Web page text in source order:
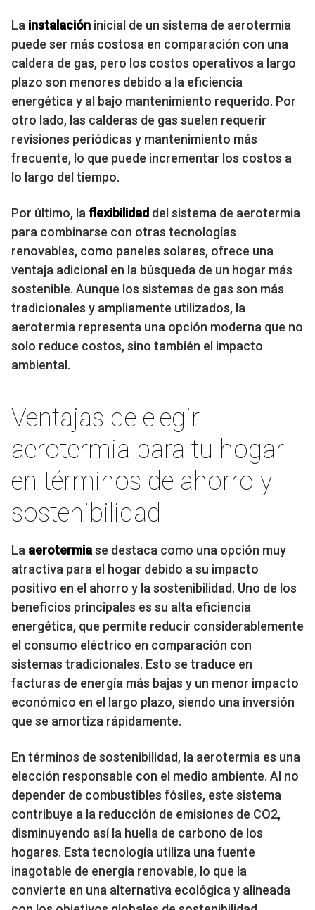
La instalación inicial de un sistema de aerotermia
puede ser más costosa en comparación con una
caldera de gas, pero los costos operativos a largo
plazo son menores debido a la eficiencia
energética y al bajo mantenimiento requerido. Por
otro lado, las calderas de gas suelen requerir
revisiones periódicas y mantenimiento más
frecuente, lo que puede incrementar los costos a
lo largo del tiempo.
Por último, la flexibilidad del sistema de aerotermia
para combinarse con otras tecnologías
renovables, como paneles solares, ofrece una
ventaja adicional en la búsqueda de un hogar más
sostenible. Aunque los sistemas de gas son más
tradicionales y ampliamente utilizados, la
aerotermia representa una opción moderna que no
solo reduce costos, sino también el impacto
ambiental.
Ventajas de elegir
aerotermia para tu hogar
en términos de ahorro y
sostenibilidad
La aerotermiase destaca como una opción muy
atractiva para el hogar debido a su impacto
positivo en el ahorro y la sostenibilidad. Uno de los
beneficios principales es su alta eficiencia
energética, que permite reducir considerablemente
el consumo eléctrico en comparación con
sistemas tradicionales. Esto se traduce en
facturas de energía más bajas y un menor impacto
económico en el largo plazo, siendo una inversión
que se amortiza rápidamente.
En términos de sostenibilidad, la aerotermia es una
elección responsable con el medio ambiente. Al no
depender de combustibles fósiles, este sistema
contribuye a la reducción de emisiones de CO2,
disminuyendo así la huella de carbono de los
hogares. Esta tecnología utiliza una fuente
inagotable de energía renovable, lo que la
convierte en una alternativa ecológica y alineada